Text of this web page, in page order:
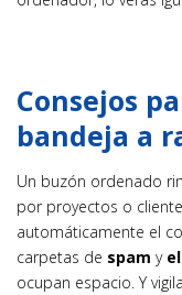
Consejos
bandeja a
Un buzón ordenado
por proyectos o
automáticamente el
carpetas de spam y
ocupan espacio. Y